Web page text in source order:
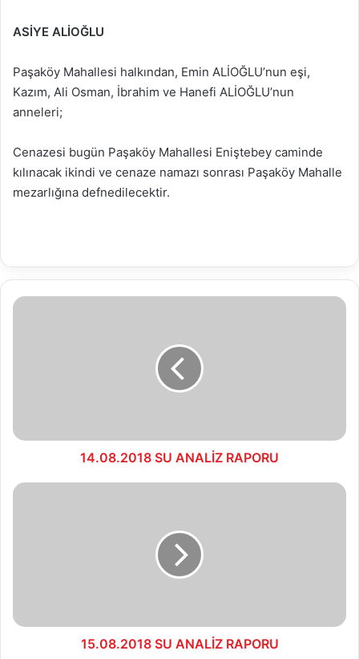
ASİYE ALİOĞLU
Paşaköy Mahallesi halkından, Emin ALİOĞLU’nun eşi,
Kazım, Ali Osman, İbrahim ve Hanefi ALİOĞLU’nun
anneleri;
Cenazesi bugün Paşaköy Mahallesi Eniştebey caminde
kılınacak ikindi ve cenaze namazı sonrası Paşaköy Mahalle
mezarlığına defnedilecektir.
14.08.2018
14.08.2018 SU ANALİZ RAPORU
15.08.2018
15.08.2018 SU ANALİZ RAPORU